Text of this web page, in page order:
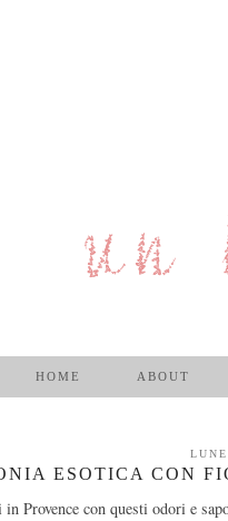
HOME ABOUT
ESOTICA CON
in Provence con questi odori e